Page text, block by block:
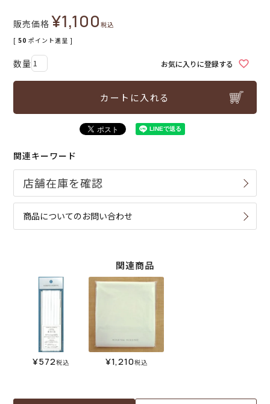
販売価格 ¥1,100税込
[ 50 ポイント進呈 ]
お気に入りに登録する
カートに入れる
関連キーワード
商品についてのお問い合わせ
関連商品
¥572税込 ¥1,210税込